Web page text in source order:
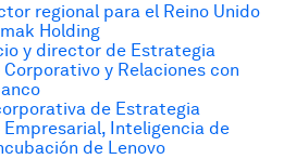
regional para el Reino Unido
Holding
y director de Estrategia
y Relaciones con
de Estrategia
Inteligencia de
de Lenovo